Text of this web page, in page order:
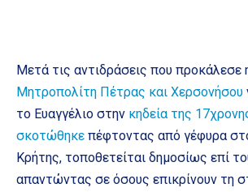
Μετά τις αντιδράσεις που προκάλεσε
Μητροπολίτη Πέτρας και Χερσονήσου
το Ευαγγέλιο στην κηδεία της
σκοτώθηκε πέφτοντας από γέφυρα
Κρήτης, τοποθετείται δημοσίως επί
απαντώντας σε όσους επικρίνουν τη